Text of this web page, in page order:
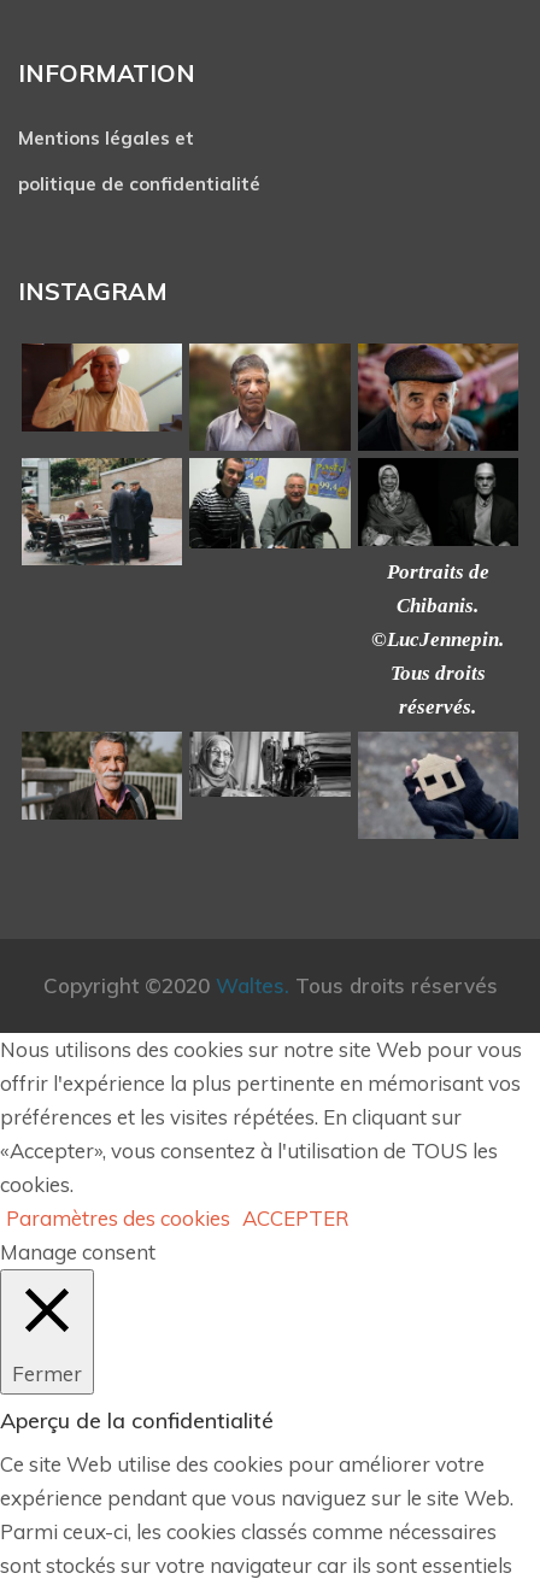
INFORMATION
Mentions légales et
politique de confidentialité
INSTAGRAM
Portraits de
Chibanis.
©LucJennepin.
Tous droits
réservés.
Copyright ©2020 Waltes. Tous droits réservés
Nous utilisons des cookies sur notre site Web pour vous
offrir l'expérience la plus pertinente en mémorisant vos
préférences et les visites répétées. En cliquant sur
«Accepter», vous consentez à l'utilisation de TOUS les
cookies.
Paramètres des cookies ACCEPTER
Manage consent
Fermer
Aperçu de la confidentialité
Ce site Web utilise des cookies pour améliorer votre
expérience pendant que vous naviguez sur le site Web.
Parmi ceux-ci, les cookies classés comme nécessaires
sont stockés sur votre navigateur car ils sont essentiels